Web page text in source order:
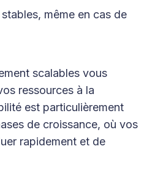
même en cas de
scalables vous
ressources à la
est particulièrement
de croissance, où vos
rapidement et de